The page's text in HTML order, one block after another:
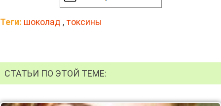
Теги: шоколад , токсины
СТАТЬИ ПО ЭТОЙ ТЕМЕ: